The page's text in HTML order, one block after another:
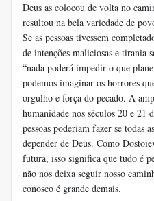
Deus as colocou de volta no
resultou na bela variedade de
Se as pessoas tivessem
de intenções maliciosas e tirania
“nada poderá impedir o que
podemos imaginar os horrores
orgulho e força do pecado. A
humanidade nos séculos 20 e 21
pessoas poderiam fazer se todas
depender de Deus. Como
futura, isso significa que tudo é
não nos deixa seguir nosso
conosco é grande demais.